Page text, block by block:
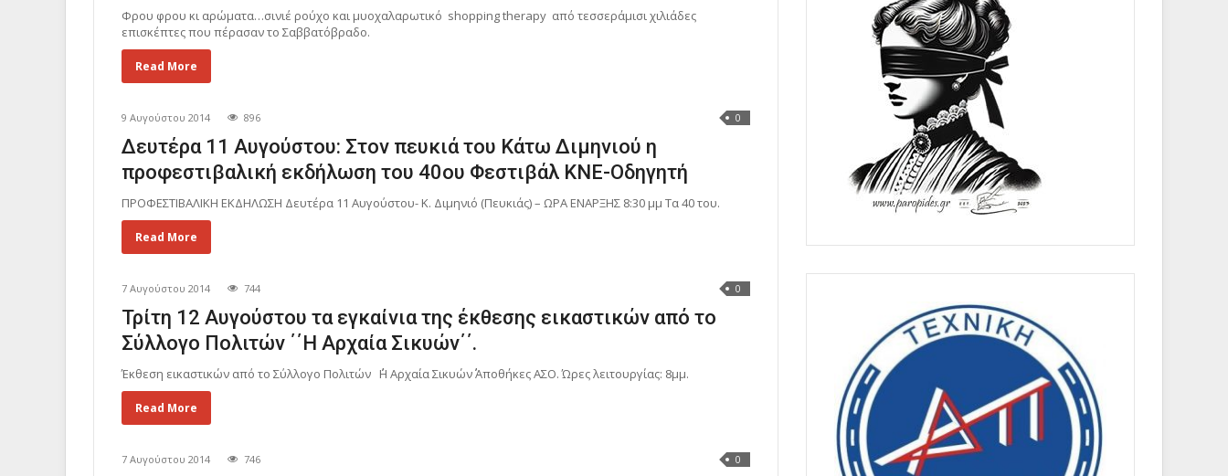
Φρου φρου κι αρώματα…σινιέ ρούχο και μυοχαλαρωτικό shopping therapy από τεσσεράμισι χιλιάδες
επισκέπτες που πέρασαν το Σαββατόβραδο.
Read More
9 Αυγούστου 2014 896 0
Δευτέρα 11 Αυγούστου: Στον πευκιά του Κάτω Διμηνιού η
προφεστιβαλική εκδήλωση του 40ου Φεστιβάλ ΚΝΕ-Οδηγητή
ΠΡΟΦΕΣΤΙΒΑΛΙΚΗ ΕΚΔΗΛΩΣΗ Δευτέρα 11 Αυγούστου- Κ. Διμηνιό (Πευκιάς) – ΩΡΑ ΕΝΑΡΞΗΣ 8:30 μμ Τα 40 του.
Read More
7 Αυγούστου 2014 744 0
Τρίτη 12 Αυγούστου τα εγκαίνια της έκθεσης εικαστικών από το
Σύλλογο Πολιτών ΄΄Η Αρχαία Σικυών΄΄.
Έκθεση εικαστικών από το Σύλλογο Πολιτών ΄΄Η Αρχαία Σικυών΄΄ Αποθήκες ΑΣΟ. Ώρες λειτουργίας: 8μμ.
Read More
7 Αυγούστου 2014 746 0